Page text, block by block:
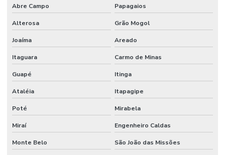
Abre Campo Papagaios
Alterosa Grão Mogol
Joaíma Areado
Itaguara Carmo de Minas
Guapé Itinga
Ataléia Itapagipe
Poté Mirabela
Miraí Engenheiro Caldas
Monte Belo São João das Missões